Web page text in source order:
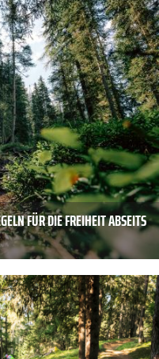
FÜR DIE FREIHEIT ABSEITS